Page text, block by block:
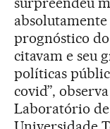
prognóstico
citavam e seu
políticas
covid”,
Laboratório